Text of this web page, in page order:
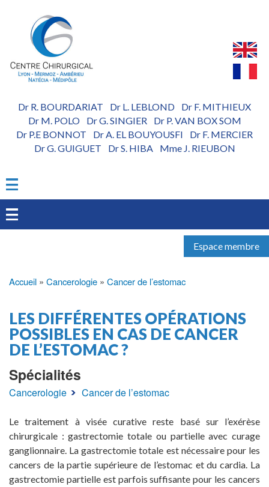
Dr R. BOURDARIAT Dr L. LEBLOND
Dr F. MITHIEUX
Dr M. POLO- Dr G. SINGIER- Dr P. VAN BOX SOM
Dr P.E BONNOT
Dr A. EL BOUYOUSFI
Dr F. MERCIER
Dr G. GUIGUET
Dr S. HIBA- Mme J. RIEUBON
Espace membre
d'Ariane
Accueil Cancerologie Cancer de l’estomac
LES DIFFÉRENTES OPÉRATIONS
POSSIBLES EN CAS DE CANCER
DE L’ESTOMAC ?
Spécialités
Cancerologie Cancer de l’estomac
Le traitement à visée curative reste basé sur l’exérèse
chirurgicale : gastrectomie totale ou partielle avec curage
ganglionnaire. La gastrectomie totale est nécessaire pour les
cancers de la partie supérieure de l’estomac et du cardia. La
gastrectomie partielle est parfois suffisante pour les cancers